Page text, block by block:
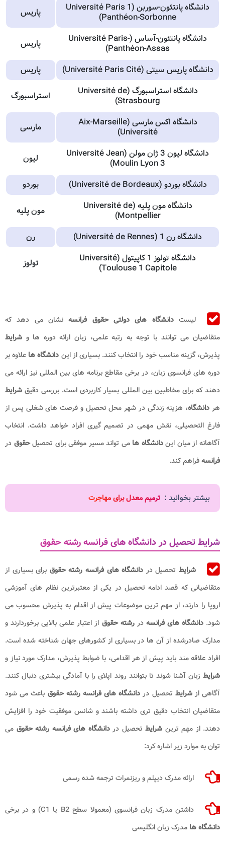
دانشگاه پانتئون-سوربن (Université Paris 1
Panthéon-Sorbonne)
پاریس
دانشگاه پانتئون-آساس (Université Paris-
Panthéon-Assas)
پاریس
دانشگاه پاریس سیتی (Université Paris Cité)
پاریس
دانشگاه استراسبورگ (Université de
Strasbourg)
استراسبورگ
دانشگاه اکس مارسی (Aix-Marseille
Université)
مارسی
دانشگاه لیون 3 ژان مولن (Université Jean
Moulin Lyon 3)
لیون
دانشگاه بوردو (Université de Bordeaux)
بوردو
دانشگاه مون پلیه (Université de
Montpellier)
مون پلیه
دانشگاه رن 1 (Université de Rennes)
رن
دانشگاه تولوز 1 کاپیتول (Université
Toulouse 1 Capitole)
تولوز
لیستدانشگاه های دولتی حقوق فرانسه نشان می دهد که
متقاضیان می توانند با توجه به رتبه علمی، زبان ارائه دوره ها و شرایط
پذیرش، گزینه مناسب خود را انتخاب کنند. بسیاری از این دانشگاه ها علاوه بر
دوره های فرانسوی زبان، در برخی مقاطع برنامه های بین المللی نیز ارائه می
دهند که برای مخاطبین بین المللی بسیار کاربردی است. بررسی دقیق شرایط
هر دانشگاه، هزینه زندگی در شهر محل تحصیل و فرصت های شغلی پس از
فارغ التحصیلی، نقش مهمی در تصمیم گیری افراد خواهد داشت. انتخاب
آگاهانه از میان ایندانشگاه هامی تواند مسیر موفقی برای تحصیلحقوق در
فرانسهفراهم کند.
بیشتر بخوانید : ترمیم معدل برای مهاجرت
شرایط تحصیل در دانشگاه های فرانسه رشته حقوق
شرایطتحصیل در دانشگاه های فرانسه رشته حقوق برای بسیاری از
متقاضیانی که قصد ادامه تحصیل در یکی از معتبرترین نظام های آموزشی
اروپا را دارند، از مهم ترین موضوعات پیش از اقدام به پذیرش محسوب می
شود.دانشگاه های فرانسهدررشته حقوق از اعتبار علمی بالایی برخوردارند و
مدارک صادرشده از آن ها در بسیاری از کشورهای جهان شناخته شده است.
افراد علاقه مند باید پیش از هر اقدامی، با ضوابط پذیرش، مدارک مورد نیاز و
شرایط زبان آشنا شوند تا بتوانند روند اپلای را با آمادگی بیشتری دنبال کنند.
آگاهی ازشرایط تحصیل در دانشگاه های فرانسه رشته حقوق باعث می شود
متقاضیان انتخاب دقیق تری داشته باشند و شانس موفقیت خود را افزایش
دهند. از مهم ترین شرایط تحصیل دردانشگاه های فرانسه رشته حقوق می
توان به موارد زیر اشاره کرد:
ارائه مدرک دیپلم و ریزنمرات ترجمه شده رسمی
داشتن مدرک زبان فرانسوی (معمولا سطح B2 یا C1) و در برخی
دانشگاه ها مدرک زبان انگلیسی